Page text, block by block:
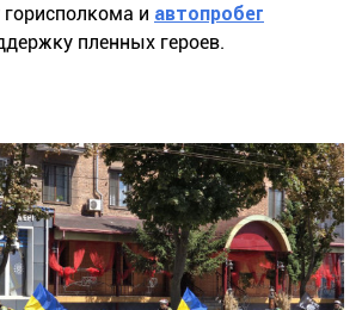
и автопробег
пленных героев.